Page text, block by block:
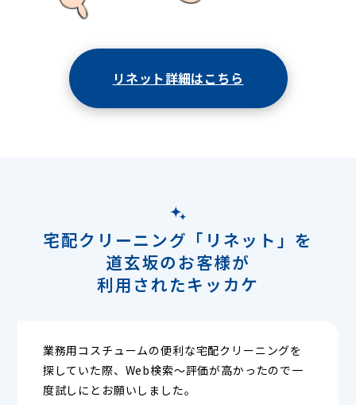
リネット詳細はこちら
宅配クリーニング「リネット」を
道玄坂のお客様が
利用されたキッカケ
業務用コスチュームの便利な宅配クリーニングを
探していた際、Web検索〜評価が高かったので一
度試しにとお願いしました。